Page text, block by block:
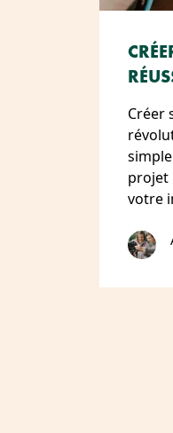
Créer
projet
votre